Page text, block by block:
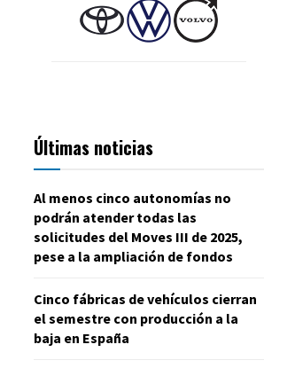
Últimas noticias
Al menos cinco autonomías no
podrán atender todas las
solicitudes del Moves III de 2025,
pese a la ampliación de fondos
Cinco fábricas de vehículos cierran
el semestre con producción a la
baja en España